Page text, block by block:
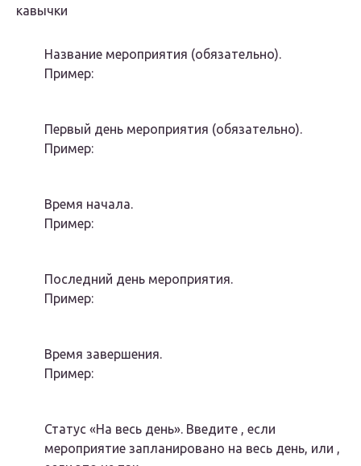
кавычки
Название мероприятия (обязательно).
Пример:
Первый день мероприятия (обязательно).
Пример:
Время начала.
Пример:
Последний день мероприятия.
Пример:
Время завершения.
Пример:
Статус «На весь день». Введите , если
мероприятие запланировано на весь день, или ,